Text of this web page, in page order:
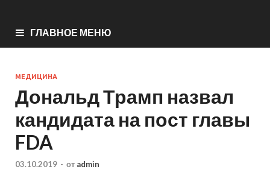
ГЛАВНОЕ МЕНЮ
МЕДИЦИНА
Дональд Трамп назвал
кандидата на пост главы
FDA
03.10.2019 - от admin